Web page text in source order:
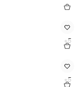
+5
+5